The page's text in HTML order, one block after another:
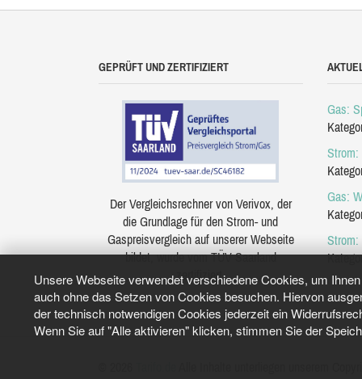
Unsere Webseite verwendet verschiedene Cookies, um
auch ohne das Setzen von Cookies besuchen. Hiervon
der technisch notwendigen Cookies jederzeit ein
Wenn Sie auf "Alle aktivieren" klicken, stimmen Sie der
GEPRÜFT UND ZERTIFIZIERT
Der Vergleichsrechner von Verivox, der
die Grundlage für den Strom- und
Gaspreisvergleich auf unserer Webseite
bildet, wurde vom TÜV Saarland
zertifiziert.
Gas:
Strom:
Gas:
Strom: